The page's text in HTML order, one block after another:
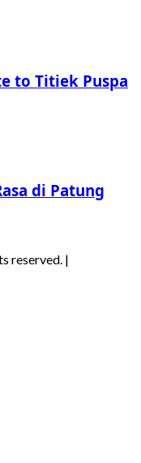
to Titiek Puspa
di Patung
reserved. |